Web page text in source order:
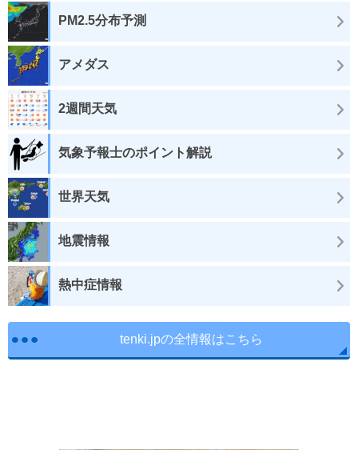
PM2.5分布予測
アメダス
2週間天気
気象予報士のポイント解説
世界天気
地震情報
熱中症情報
tenki.jpの全情報はこちら